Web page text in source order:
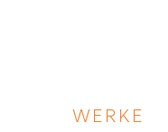
WERKE